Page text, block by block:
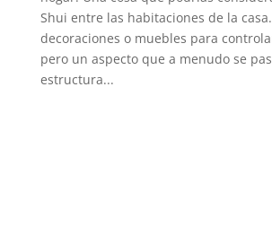
Shui entre las habitaciones de la
decoraciones o muebles para
pero un aspecto que a menudo se
estructura...